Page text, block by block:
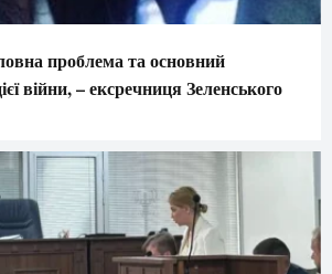
проблема та основний
війни, – ексречниця Зеленського